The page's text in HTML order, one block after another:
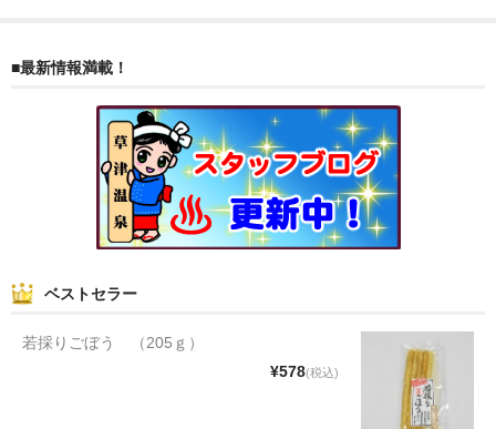
サンド
■最新情報満載！
ベストセラー
若採りごぼう （205ｇ）
¥578(税込)